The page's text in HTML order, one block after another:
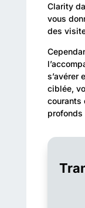
Clarity
vous
des
s’avérer
ciblée,
courants